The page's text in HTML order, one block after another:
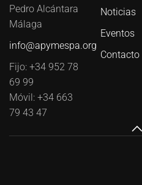
Pedro Alcántara
Málaga
info@apymespa.org
Fijo: +34 952 78
69 99
Móvil: +34 663
79 43 47
Noticias
Eventos
Contacto